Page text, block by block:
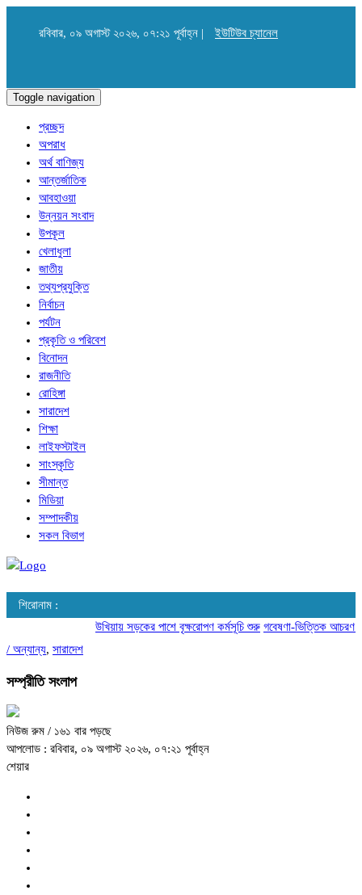
রবিবার, ০৯ অগাস্ট ২০২৬, ০৭:২১ পূর্বাহ্ন | ইউটিউব চ্যানেল
Toggle navigation
প্রচ্ছদ
অপরাধ
অর্থ বাণিজ্য
আন্তর্জাতিক
আবহাওয়া
উন্নয়ন সংবাদ
উপকূল
খেলাধুলা
জাতীয়
তথ্যপ্রযুক্তি
নির্বাচন
পর্যটন
প্রকৃতি ও পরিবেশ
বিনোদন
রাজনীতি
রোহিঙ্গা
সারাদেশ
শিক্ষা
লাইফস্টাইল
সাংস্কৃতি
সীমান্ত
মিডিয়া
সম্পাদকীয়
সকল বিভাগ
শিরোনাম :
উখিয়ায় সড়কের পাশে বৃক্ষরোপণ কর্মসূচি শুরু গবেষণা-ভিত্তিক আচরণ
/ অন্যান্য, সারাদেশ
সম্প্রীতি সংলাপ
নিউজ রুম / ১৬১ বার পড়ছে
আপলোড : রবিবার, ০৯ অগাস্ট ২০২৬, ০৭:২১ পূর্বাহ্ন
শেয়ার